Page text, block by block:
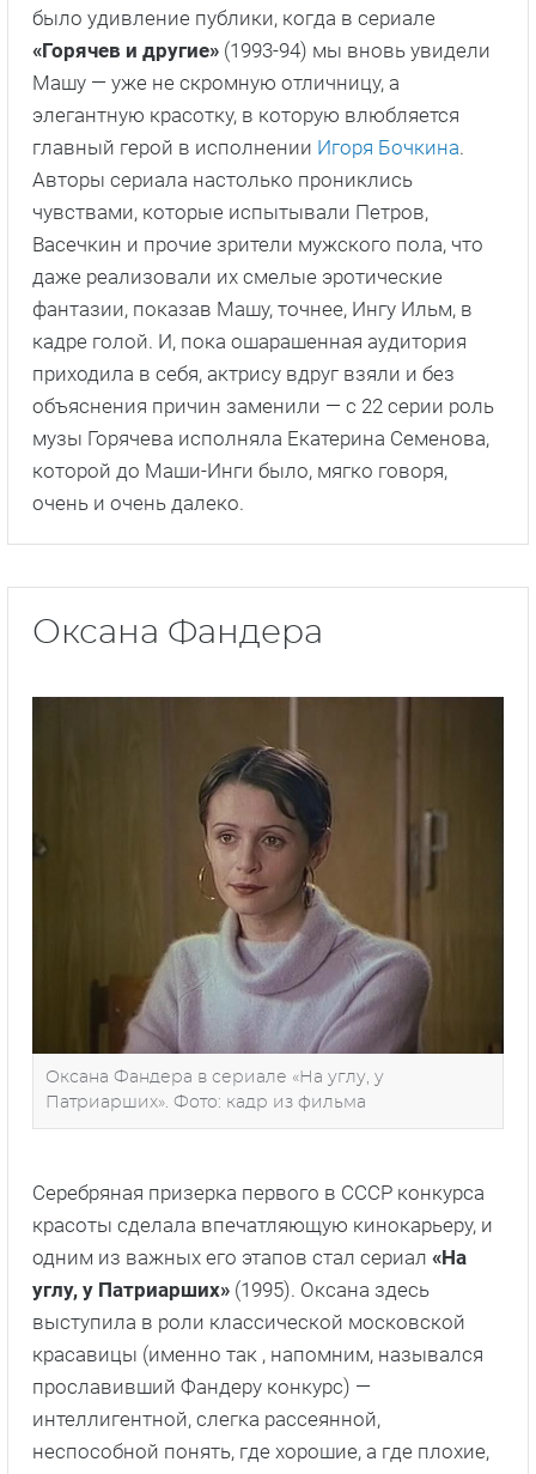
было удивление публики, когда в сериале
«Горячев и другие» (1993-94) мы вновь увидели
Машу — уже не скромную отличницу, а
элегантную красотку, в которую влюбляется
главный герой в исполнении Игоря Бочкина.
Авторы сериала настолько прониклись
чувствами, которые испытывали Петров,
Васечкин и прочие зрители мужского пола, что
даже реализовали их смелые эротические
фантазии, показав Машу, точнее, Ингу Ильм, в
кадре голой. И, пока ошарашенная аудитория
приходила в себя, актрису вдруг взяли и без
объяснения причин заменили — с 22 серии роль
музы Горячева исполняла Екатерина Семенова,
которой до Маши-Инги было, мягко говоря,
очень и очень далеко.
Оксана Фандера
Оксана Фандера в сериале «На углу, у
Патриарших». Фото: кадр из фильма
Серебряная призерка первого в СССР конкурса
красоты сделала впечатляющую кинокарьеру, и
одним из важных его этапов стал сериал «На
углу, у Патриарших» (1995). Оксана здесь
выступила в роли классической московской
красавицы (именно так , напомним, назывался
прославивший Фандеру конкурс) —
интеллигентной, слегка рассеянной,
неспособной понять, где хорошие, а где плохие,